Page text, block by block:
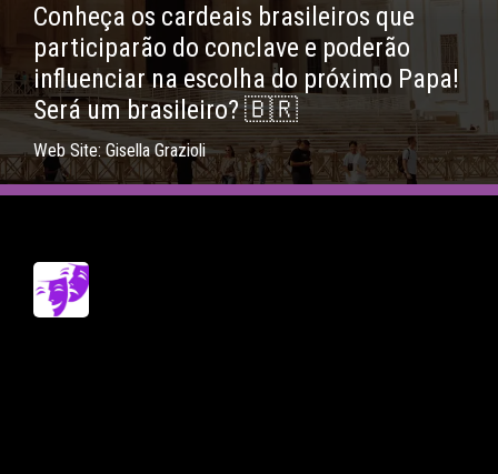
Conheça os cardeais brasileiros que
participarão do conclave e poderão
influenciar na escolha do próximo Papa!
Será um brasileiro? 🇧🇷
Web Site: Gisella Grazioli